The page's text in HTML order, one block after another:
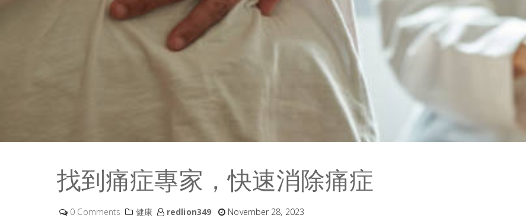
找到痛症專家，快速消除痛症
0 Comments 健康 redlion349 November 28, 2023